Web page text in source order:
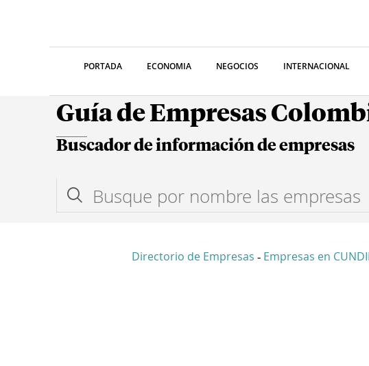
PORTADA ECONOMIA NEGOCIOS INTERNACIONAL
Guía de Empresas
Buscador de información de empresas
Directorio de Empresas - Empresas en